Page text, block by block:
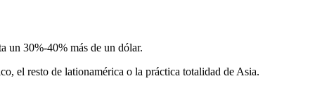
un 30%-40% más de un dólar.
el resto de lationamérica o la práctica totalidad de Asia.